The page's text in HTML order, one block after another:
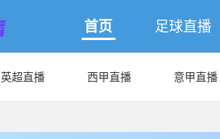
首页 足球直播
英超直播 西甲直播 意甲直播